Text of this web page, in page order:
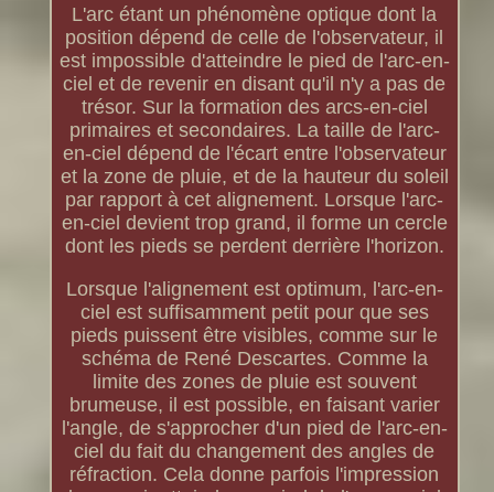
L'arc étant un phénomène optique dont la
position dépend de celle de l'observateur, il
est impossible d'atteindre le pied de l'arc-en-
ciel et de revenir en disant qu'il n'y a pas de
trésor. Sur la formation des arcs-en-ciel
primaires et secondaires. La taille de l'arc-
en-ciel dépend de l'écart entre l'observateur
et la zone de pluie, et de la hauteur du soleil
par rapport à cet alignement. Lorsque l'arc-
en-ciel devient trop grand, il forme un cercle
dont les pieds se perdent derrière l'horizon.
Lorsque l'alignement est optimum, l'arc-en-
ciel est suffisamment petit pour que ses
pieds puissent être visibles, comme sur le
schéma de René Descartes. Comme la
limite des zones de pluie est souvent
brumeuse, il est possible, en faisant varier
l'angle, de s'approcher d'un pied de l'arc-en-
ciel du fait du changement des angles de
réfraction. Cela donne parfois l'impression